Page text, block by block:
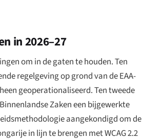
in 2026–27
om in de gaten te houden. Ten
regelgeving op grond van de EAA-
geoperationaliseerd. Ten tweede
Zaken een bijgewerkte
aangekondigd om de
in lijn te brengen met WCAG 2.2